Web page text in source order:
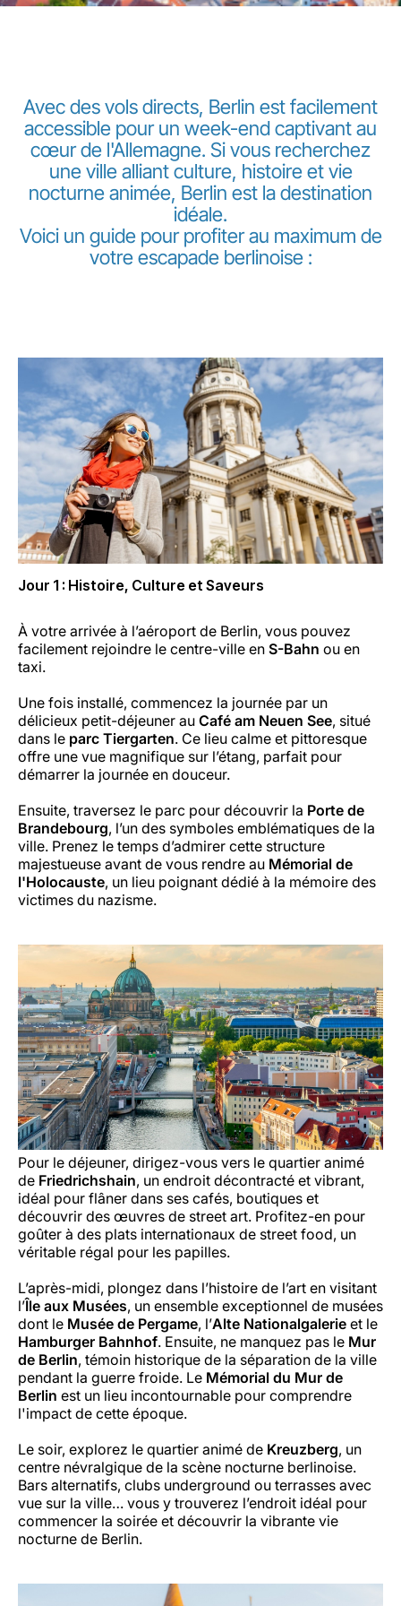
LuxairGroup
Carrières chez Luxair
Avec des vols directs, Berlin est facilement
accessible pour un week-end captivant au
cœur de l'Allemagne. Si vous recherchez
une ville alliant culture, histoire et vie
nocturne animée, Berlin est la destination
idéale.
Voici un guide pour profiter au maximum de
votre escapade berlinoise :
Jour 1 : Histoire, Culture et Saveurs
À votre arrivée à l’aéroport de Berlin, vous pouvez
facilement rejoindre le centre-ville en S-Bahn ou en
taxi.
Une fois installé, commencez la journée par un
délicieux petit-déjeuner au Café am Neuen See, situé
dans le parc Tiergarten. Ce lieu calme et pittoresque
offre une vue magnifique sur l’étang, parfait pour
démarrer la journée en douceur.
Ensuite, traversez le parc pour découvrir la Porte de
Brandebourg, l’un des symboles emblématiques de la
ville. Prenez le temps d’admirer cette structure
majestueuse avant de vous rendre au Mémorial de
l'Holocauste, un lieu poignant dédié à la mémoire des
victimes du nazisme.
Pour le déjeuner, dirigez-vous vers le quartier animé
de Friedrichshain, un endroit décontracté et vibrant,
idéal pour flâner dans ses cafés, boutiques et
découvrir des œuvres de street art. Profitez-en pour
goûter à des plats internationaux de street food, un
véritable régal pour les papilles.
L’après-midi, plongez dans l’histoire de l’art en visitant
l’Île aux Musées, un ensemble exceptionnel de musées
dont le Musée de Pergame, l’Alte Nationalgalerie et le
Hamburger Bahnhof. Ensuite, ne manquez pas le Mur
de Berlin, témoin historique de la séparation de la ville
pendant la guerre froide. Le Mémorial du Mur de
Berlin est un lieu incontournable pour comprendre
l'impact de cette époque.
Le soir, explorez le quartier animé de Kreuzberg, un
centre névralgique de la scène nocturne berlinoise.
Bars alternatifs, clubs underground ou terrasses avec
vue sur la ville… vous y trouverez l’endroit idéal pour
commencer la soirée et découvrir la vibrante vie
nocturne de Berlin.